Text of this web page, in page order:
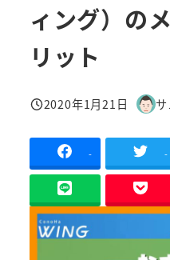
ィング）の
リット
投稿日
2020年1月21日
著
- -